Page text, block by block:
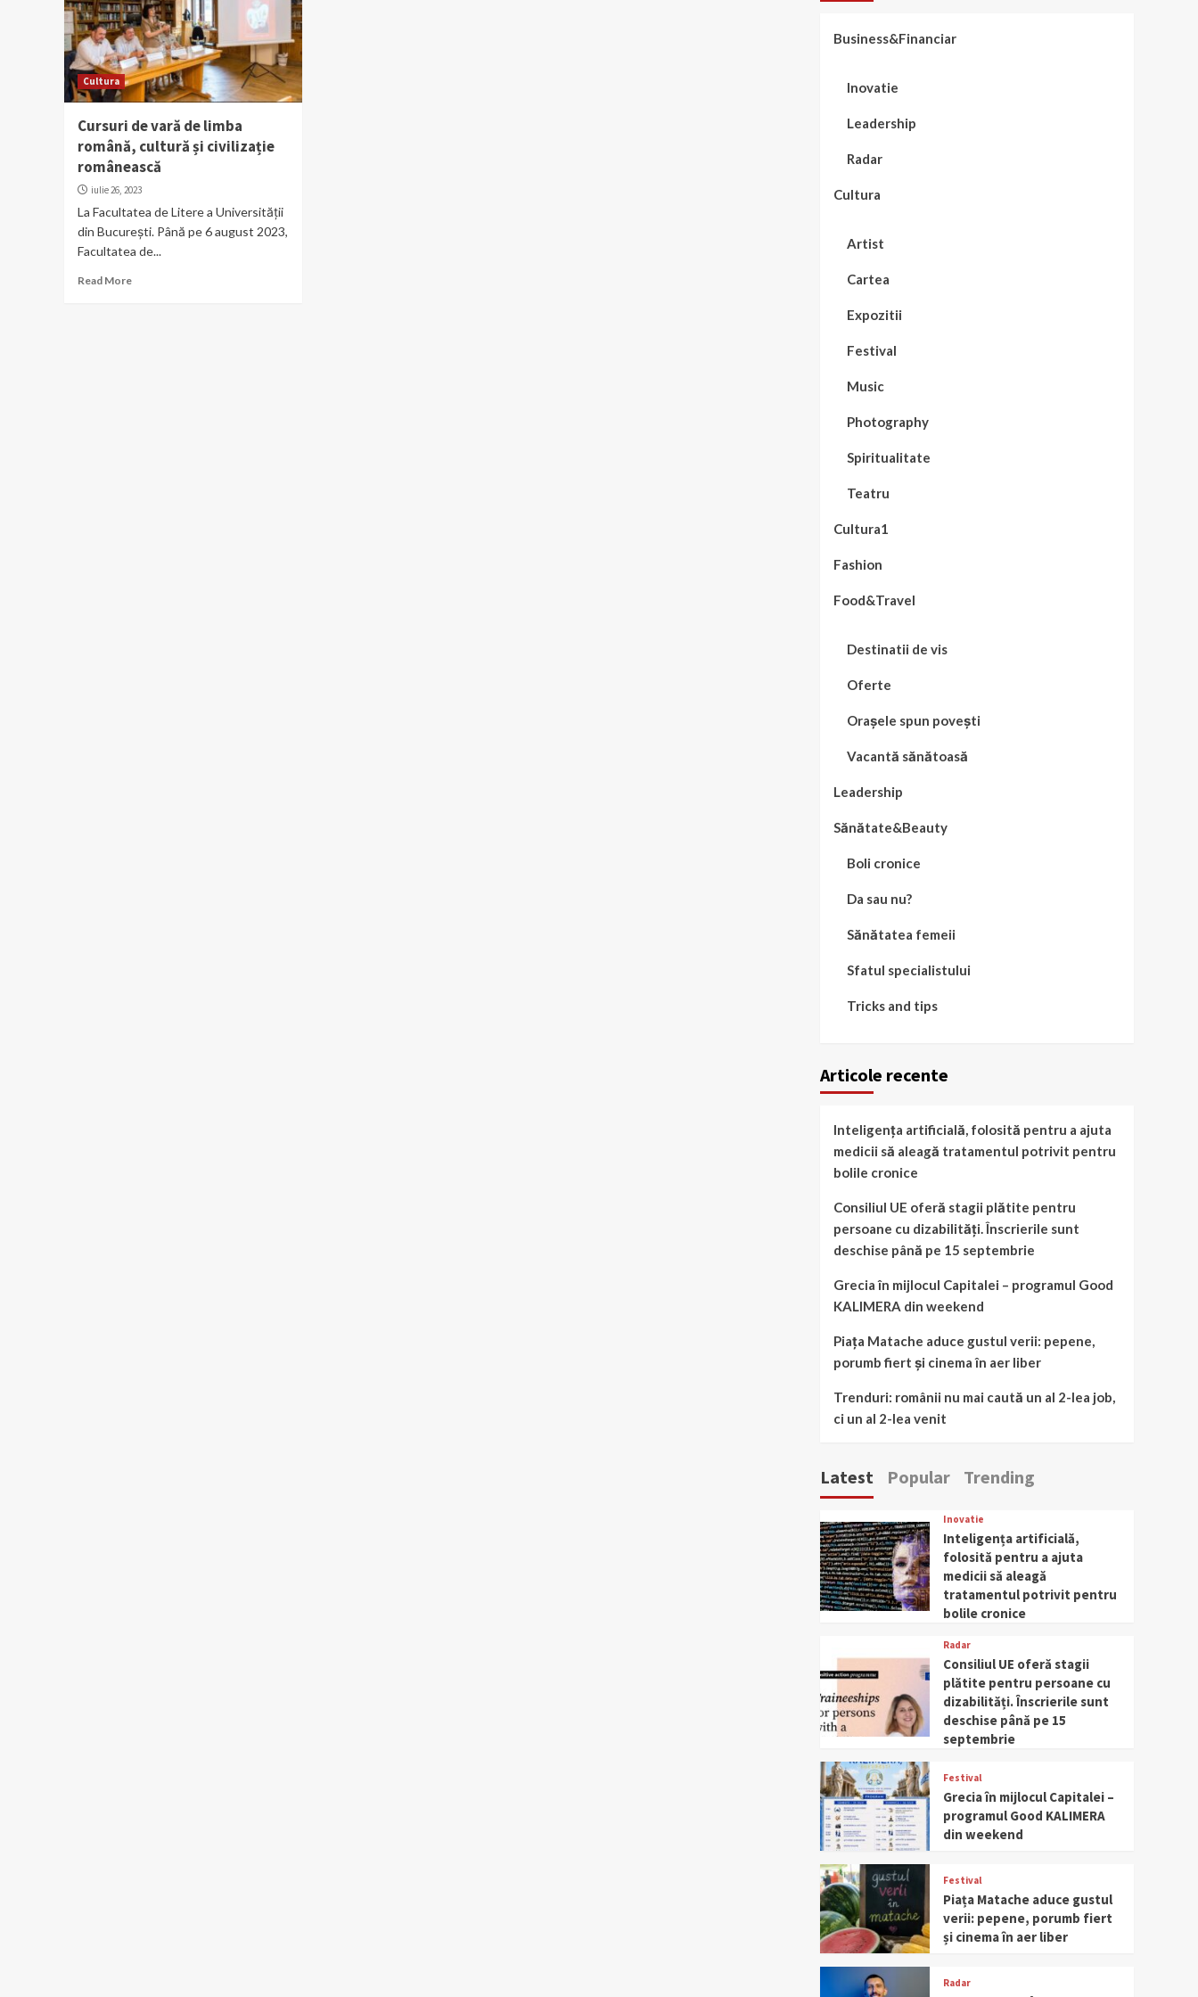
Cultura
Cursuri de vară de limba
română, cultură și civilizație
românească
iulie 26, 2023
La Facultatea de Litere a Universității
din București. Până pe 6 august 2023,
Facultatea de...
Read More
Business&Financiar
Inovatie
Leadership
Radar
Cultura
Artist
Cartea
Expozitii
Festival
Music
Photography
Spiritualitate
Teatru
Cultura1
Fashion
Food&Travel
Destinatii de vis
Oferte
Orașele spun povești
Vacantă sănătoasă
Leadership
Sănătate&Beauty
Boli cronice
Da sau nu?
Sănătatea femeii
Sfatul specialistului
Tricks and tips
Articole recente
Inteligența artificială, folosită pentru a ajuta
medicii să aleagă tratamentul potrivit pentru
bolile cronice
Consiliul UE oferă stagii plătite pentru
persoane cu dizabilități. Înscrierile sunt
deschise până pe 15 septembrie
Grecia în mijlocul Capitalei – programul Good
KALIMERA din weekend
Piața Matache aduce gustul verii: pepene,
porumb fiert și cinema în aer liber
Trenduri: românii nu mai caută un al 2-lea job,
ci un al 2-lea venit
Latest Popular Trending
Inovatie
Inteligența artificială,
folosită pentru a ajuta
medicii să aleagă
tratamentul potrivit pentru
bolile cronice
Radar
Consiliul UE oferă stagii
plătite pentru persoane cu
dizabilități. Înscrierile sunt
deschise până pe 15
septembrie
Festival
Grecia în mijlocul Capitalei –
programul Good KALIMERA
din weekend
Festival
Piața Matache aduce gustul
verii: pepene, porumb fiert
și cinema în aer liber
Radar